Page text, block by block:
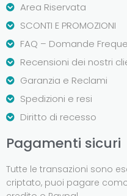
Area Riservata
SCONTI E PROMOZIONI
FAQ – Domande
Recensioni dei nostri
Garanzia e Reclami
Spedizioni e resi
Diritto di recesso
Pagamenti sicuri
Tutte le transazioni sono
criptato, puoi pagare